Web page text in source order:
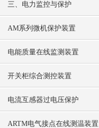
三、电力监控与保护
AM系列微机保护装置
电能质量在线监测装置
开关柜综合测控装置
电流互感器过电压保护
ARTM电气接点在线测温装置